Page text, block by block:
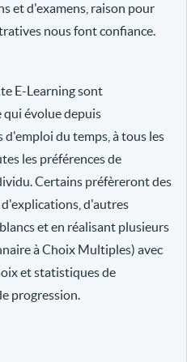
et d'examens, raison pour
nous font confiance.
E-Learning sont
évolue depuis
d'emploi du temps, à tous les
les préférences de
Certains préfèreront des
d'autres
et en réalisant plusieurs
à Choix Multiples) avec
et statistiques de
progression.